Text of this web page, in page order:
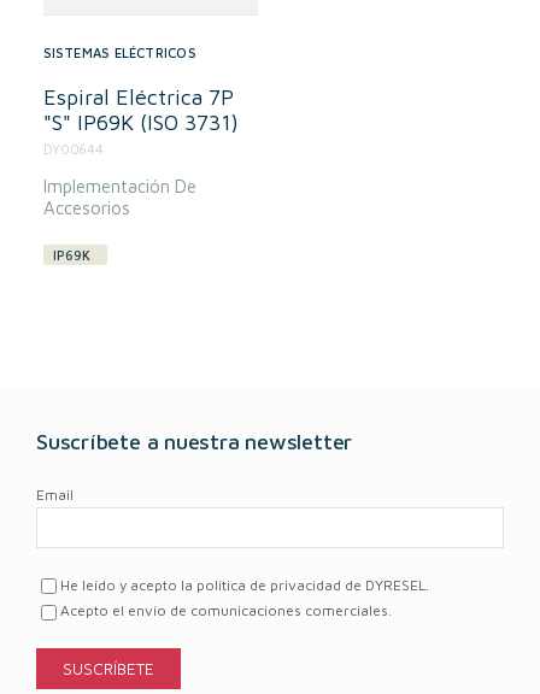
SISTEMAS ELÉCTRICOS
Espiral Eléctrica 7P
"S" IP69K (ISO 3731)
DY00644
Implementación De
Accesorios
IP69K
Suscríbete a nuestra newsletter
Email
He leído y acepto la política de privacidad de DYRESEL.
Acepto el envío de comunicaciones comerciales.